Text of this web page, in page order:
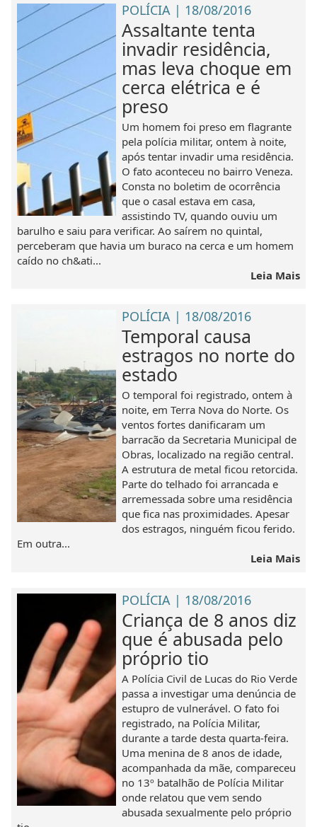
POLÍCIA | 18/08/2016
Assaltante tenta
invadir residência,
mas leva choque em
cerca elétrica e é
preso
Um homem foi preso em flagrante
pela polícia militar, ontem à noite,
após tentar invadir uma residência.
O fato aconteceu no bairro Veneza.
Consta no boletim de ocorrência
que o casal estava em casa,
assistindo TV, quando ouviu um
barulho e saiu para verificar. Ao saírem no quintal,
perceberam que havia um buraco na cerca e um homem
caído no ch&ati...
Leia Mais
POLÍCIA | 18/08/2016
Temporal causa
estragos no norte do
estado
O temporal foi registrado, ontem à
noite, em Terra Nova do Norte. Os
ventos fortes danificaram um
barracão da Secretaria Municipal de
Obras, localizado na região central.
A estrutura de metal ficou retorcida.
Parte do telhado foi arrancada e
arremessada sobre uma residência
que fica nas proximidades. Apesar
dos estragos, ninguém ficou ferido.
Em outra...
Leia Mais
POLÍCIA | 18/08/2016
Criança de 8 anos diz
que é abusada pelo
próprio tio
A Polícia Civil de Lucas do Rio Verde
passa a investigar uma denúncia de
estupro de vulnerável. O fato foi
registrado, na Polícia Militar,
durante a tarde desta quarta-feira.
Uma menina de 8 anos de idade,
acompanhada da mãe, compareceu
no 13º batalhão de Polícia Militar
onde relatou que vem sendo
abusada sexualmente pelo próprio